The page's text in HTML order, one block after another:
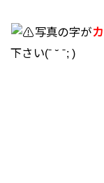
写真の字がカ
下さい(ˉ ˘ ˉ; )